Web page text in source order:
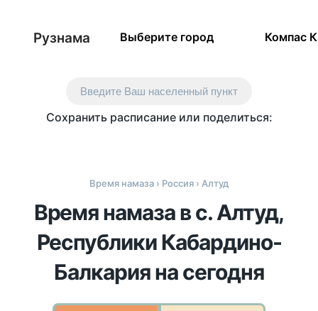
Рузнама Выберите город Компас
Введите Ваш населенный пункт
Сохранить расписание или поделиться:
Время намаза › Россия › Алтуд
Время намаза в с. Алтуд,
Республики Кабардино-
Балкария на сегодня